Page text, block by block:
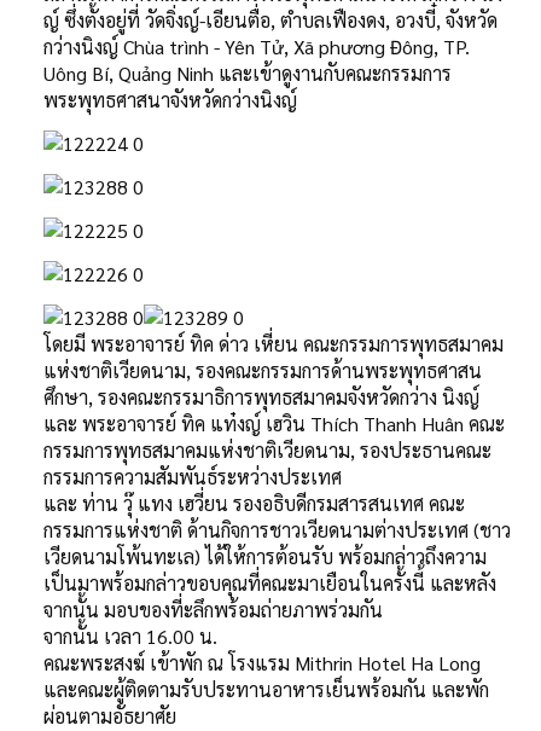
ญ์ ซึ่งตั้งอยู่ที่ วัดจิ่งญ์-เอียนตื่อ, ตำบลเฟืองดง, อวงบี๋, จังหวัด
กว่างนิงญ์ Chùa trình - Yên Tử, Xã phương Đông, TP.
Uông Bí, Quảng Ninh และเข้าดูงานกับคณะกรรมการ
พระพุทธศาสนาจังหวัดกว่างนิงญ์
โดยมี พระอาจารย์ ทิค ด่าว เหี่ยน คณะกรรมการพุทธสมาคม
แห่งชาติเวียดนาม, รองคณะกรรมการด้านพระพุทธศาสน
ศึกษา, รองคณะกรรมาธิการพุทธสมาคมจังหวัดกว่าง นิงญ์
และ พระอาจารย์ ทิค แท๋งญ์ เฮวิน Thích Thanh Huân คณะ
กรรมการพุทธสมาคมแห่งชาติเวียดนาม, รองประธานคณะ
กรรมการความสัมพันธ์ระหว่างประเทศ
และ ท่าน วุ๊ แทง เฮวี่ยน รองอธิบดีกรมสารสนเทศ คณะ
กรรมการแห่งชาติ ด้านกิจการชาวเวียดนามต่างประเทศ (ชาว
เวียดนามโพ้นทะเล) ได้ให้การต้อนรับ พร้อมกล่าวถึงความ
เป็นมาพร้อมกล่าวขอบคุณที่คณะมาเยือนในครั้งนี้ และหลัง
จากนั้น มอบของที่ะลึกพร้อมถ่ายภาพร่วมกัน
จากนั้น เวลา 16.00 น.
คณะพระสงฆ์ เข้าพัก ณ โรงแรม Mithrin Hotel Ha Long
และคณะผู้ติดตามรับประทานอาหารเย็นพร้อมกัน และพัก
ผ่อนตามอัธยาศัย